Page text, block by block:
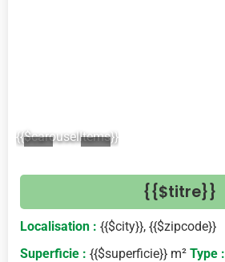
{{$carouselItems}}
{{$titre}}
Localisation : {{$city}}, {{$zipcode}}
Superficie : {{$superficie}} m² Type :